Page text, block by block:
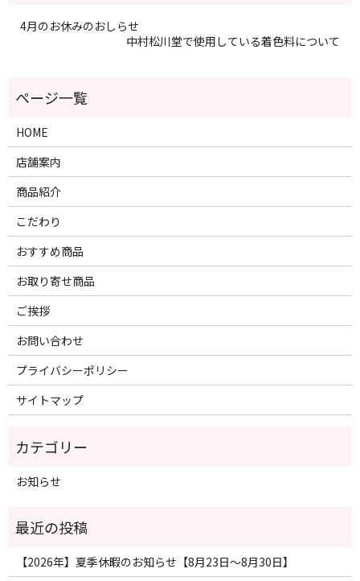
4月のお休みのおしらせ
中村松川堂で使用している着色料について
HOME
店舗案内
商品紹介
こだわり
おすすめ商品
お取り寄せ商品
ご挨拶
お問い合わせ
プライバシーポリシー
サイトマップ
お知らせ
【2026年】夏季休暇のお知らせ【8月23日〜8月30日】